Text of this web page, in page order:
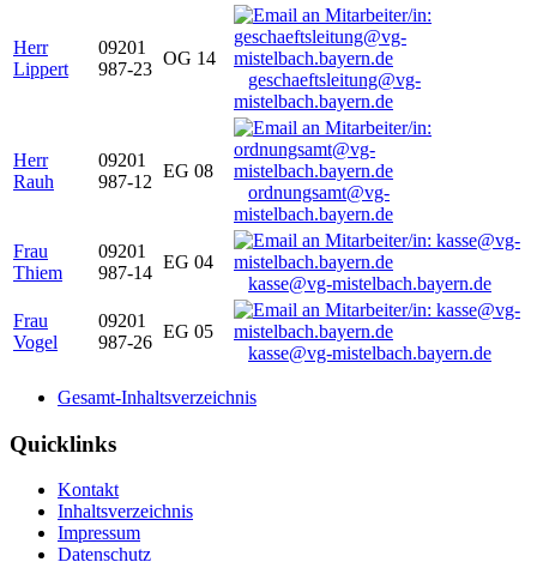
Herr
Lippert
09201
987-23
OG 14
geschaeftsleitung@vg-
mistelbach.bayern.de
Herr
Rauh
09201
987-12
EG 08
ordnungsamt@vg-
mistelbach.bayern.de
Frau
Thiem
09201
987-14
EG 04
kasse@vg-mistelbach.bayern.de
Frau
Vogel
09201
987-26
EG 05
kasse@vg-mistelbach.bayern.de
Gesamt-Inhaltsverzeichnis
Quicklinks
Kontakt
Inhaltsverzeichnis
Impressum
Datenschutz